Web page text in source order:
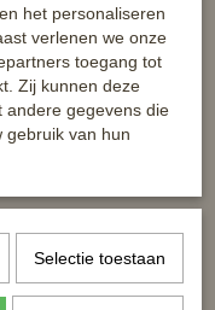
Orange To Rio NL
het personaliseren
verlenen we onze
toegang tot
Zij kunnen deze
andere gegevens die
gebruik van hun
Selectie toestaan